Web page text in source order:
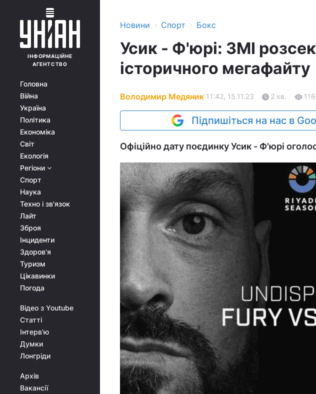
ІНФОРМАЦІЙНЕ
АГЕНТСТВО
Головна
Війна
Україна
Політика
Економіка
Світ
Екологія
Регіони
Спорт
Наука
Техно і зв'язок
Лайт
Зброя
Інциденти
Здоров'я
Туризм
Цікавинки
Погода
Відео з Youtube
Статті
Інтерв'ю
Думки
Лонгріди
Архів
Вакансії
Новини › Спорт › Бокс
Усик - Ф'юрі: ЗМІ
історичного мегафайту
Володимир Медяник 11:42, 15.11.23 2 хв.
Підпишіться на нас в
Офіційно дату поєдинку Усик - Ф'юрі